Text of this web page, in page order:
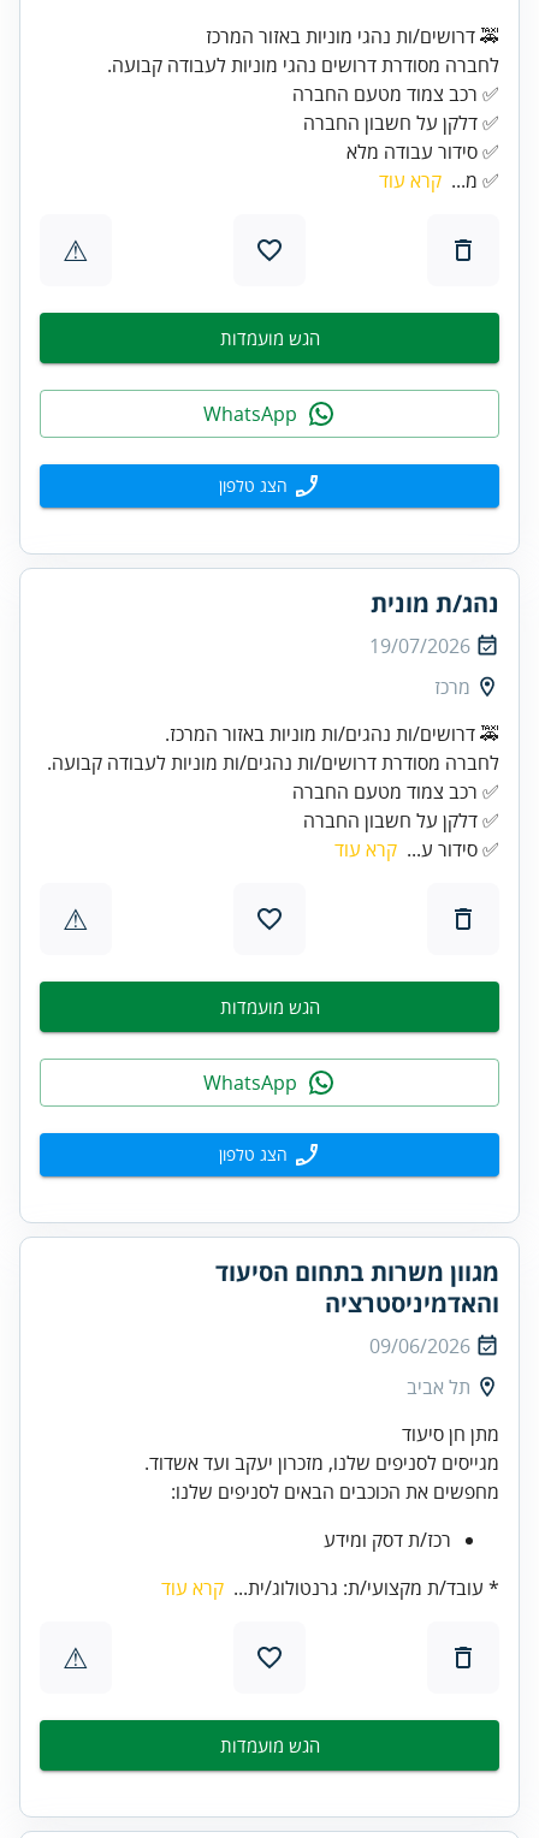
🚕 דרושים/ות נהגי מוניות באזור המרכז
לחברה מסודרת דרושים נהגי מוניות לעבודה קבועה.
✅ סידור עבודה מלא
✅ מ... קרא עוד
⚠
הגש מועמדות
הצג טלפון
נהג/ת מונית
19/07/2026
מרכז
🚕 דרושים/ות נהגים/ות מוניות באזור המרכז.
לחברה מסודרת דרושים/ות נהגים/ות מוניות לעבודה קבועה.
✅ דלקן על חשבון החברה
✅ סידור ע... קרא עוד
⚠
הגש מועמדות
הצג טלפון
מגוון משרות בתחום הסיעוד
והאדמיניסטרציה
09/06/2026
תל אביב
מתן חן סיעוד
מגייסים לסניפים שלנו, מזכרון יעקב ועד אשדוד.
מחפשים את הכוכבים הבאים לסניפים שלנו:
רכז/ת דסק ומידע
* עובד/ת מקצועי/ת: גרנטולוג/ית... קרא עוד
⚠
הגש מועמדות